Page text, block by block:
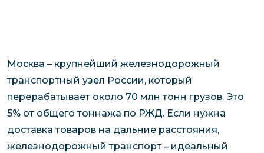
Москва – крупнейший железнодорожный
транспортный узел России, который
перерабатывает около 70 млн тонн грузов. Это
5% от общего тоннажа по РЖД. Если нужна
доставка товаров на дальние расстояния,
железнодорожный транспорт – идеальный